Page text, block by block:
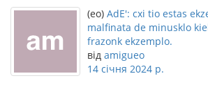
(eo) AdE': cxi tio estas
malfinata de minusklo
frazonk ekzemplo.
від amigueo
14 січня 2024 р.